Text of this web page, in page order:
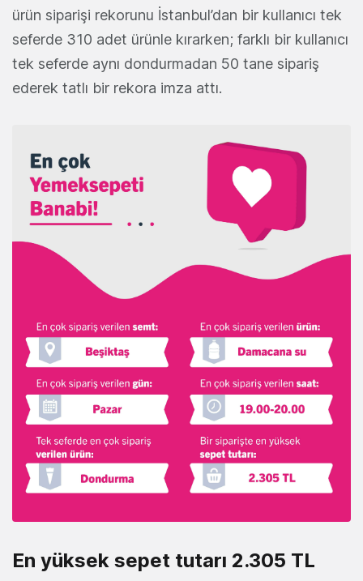
ürün siparişi rekorunu İstanbul’dan bir kullanıcı tek
seferde 310 adet ürünle kırarken; farklı bir kullanıcı
tek seferde aynı dondurmadan 50 tane sipariş
ederek tatlı bir rekora imza attı.
En yüksek sepet tutarı 2.305 TL